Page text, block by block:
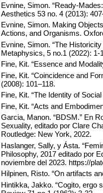
Evnine, Simon. “Ready-
Aesthetics 53 no. 4 (2013):
Evnine, Simon. Making
Actions, and Organisms.
Evnine, Simon. “The
Metaphysics, 5 no.1 (2022): 1-
Fine, Kit. “Essence and
Fine, Kit. “Coincidence and
(2008): 101–118.
Fine, Kit. “The Identity of
Fine, Kit. “Acts and
Garcia, Manon. “BDSM.” En
Sexuality, editado por Clare
Routledge: New York, 2022.
Haslanger, Sally, y Ásta.
Philosophy, 2017 editado por
noviembre del 2023. https://
Hilpinen, Risto. “On artifacts
Hintikka, Jakko. “Cogito, ergo